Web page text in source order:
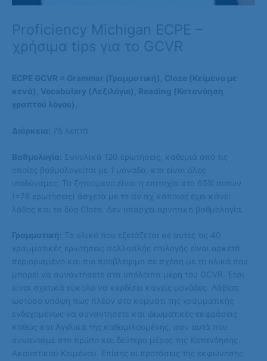
Proficiency Michigan ECPE –
χρήσιμα tips για το GCVR
ECPE GCVR = Grammar (Γραμματική), Cloze (Κείμενο με
κενά), Vocabulary (Λεξιλόγιο), Reading (Κατανόηση
γραπτού λόγου).
Διάρκεια: 75 λεπτά
Βαθμολογία: Συνολικά 120 ερωτήσεις, καθεμιά από τις
οποίες βαθμολογείται με 1 μονάδα, και είναι όλες
ισοδύναμες. Το ζητούμενο είναι η επιτυχία στο 65% αυτών
(=78 ερωτήσεις) άσχετα με το αν πχ κάποιος έχει κάνει
λάθος και τα δύο Cloze. Δεν υπάρχει αρνητική βαθμολογία.
Γραμματική: Το υλικό που εξετάζεται σε αυτές τις 40
γραμματικές ερωτήσεις πολλαπλής επιλογής είναι αρκετά
περιορισμένο και πιο προβλέψιμο σε σχέση με το υλικό που
μπορεί να συναντήσετε στα υπόλοιπα μέρη του GCVR. Έτσι
είναι σχετικά εύκολο να κερδίσει κανείς μονάδες. Λάβετε
ωστόσο υπόψη πως πλέον στο κομμάτι της γραμματικής
ενδεχομένως να συναντήσετε και ιδιωματικές εκφράσεις
καθώς και Αγγλικά της καθομιλουμένης, σαν αυτά που
συναντάμε στο πρώτο και δεύτερο μέρος της Κατανόησης
Ακουστικού Κειμένου. Επίσης οι προτάσεις της εκφώνησης